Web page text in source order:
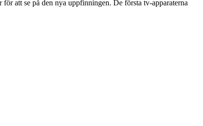
att se på den nya uppfinningen. De första tv-apparaterna